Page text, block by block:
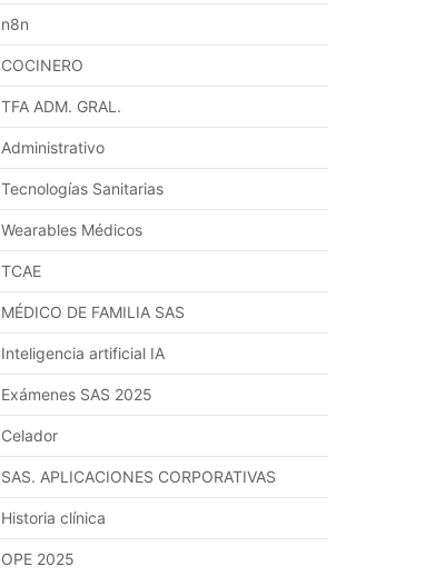
n8n
COCINERO
TFA ADM. GRAL.
Administrativo
Tecnologías Sanitarias
Wearables Médicos
TCAE
MÉDICO DE FAMILIA SAS
Inteligencia artificial IA
Exámenes SAS 2025
Celador
SAS. APLICACIONES CORPORATIVAS
Historia clínica
OPE 2025